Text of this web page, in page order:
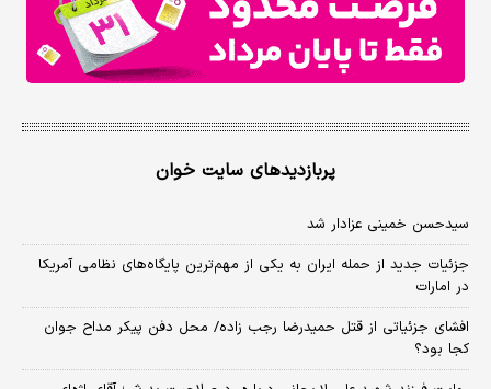
پربازدیدهای سایت خوان
سیدحسن خمینی عزادار شد
جزئیات جدید از حمله ایران به یکی از مهم‌ترین پایگاه‌های نظامی آمریکا
در امارات
افشای جزئیاتی از قتل حمیدرضا رجب زاده/ محل دفن پیکر مداح جوان
کجا بود؟